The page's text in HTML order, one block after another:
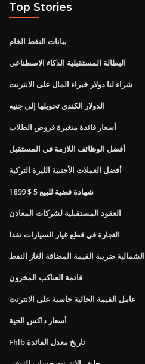
Top Stories
بيانات النفط الخام
البطالة المستقبلية الذكاء الاصطناعي
شراء لنا دولار خبراء المال على الانترنت
الدولار الكندي تحويلها إلى جنيه
أسعار فائدة متغيرة قروض الطلاب
أفضل الوظائف اللازمة في المستقبل
أفضل العملات الأجنبية الليرة التركية
1899 $ 5 شهادة فضية للبيع
العقود المستقبلية لشركات المعادن
التجارة في قطع غيار السيارات نقدا
الشمالية ضريبة القيمة المضافة الغاز النفط
قائمة العناكب المخزون
عامل القيمة الحالية حاسبة على الانترنت
أسعار داكس الحية
Fhlb تاريخ معدل الفائدة